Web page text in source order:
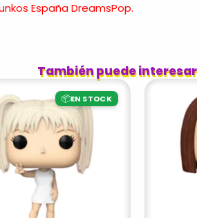
España DreamsPop.
También puede
📦EN STOCK